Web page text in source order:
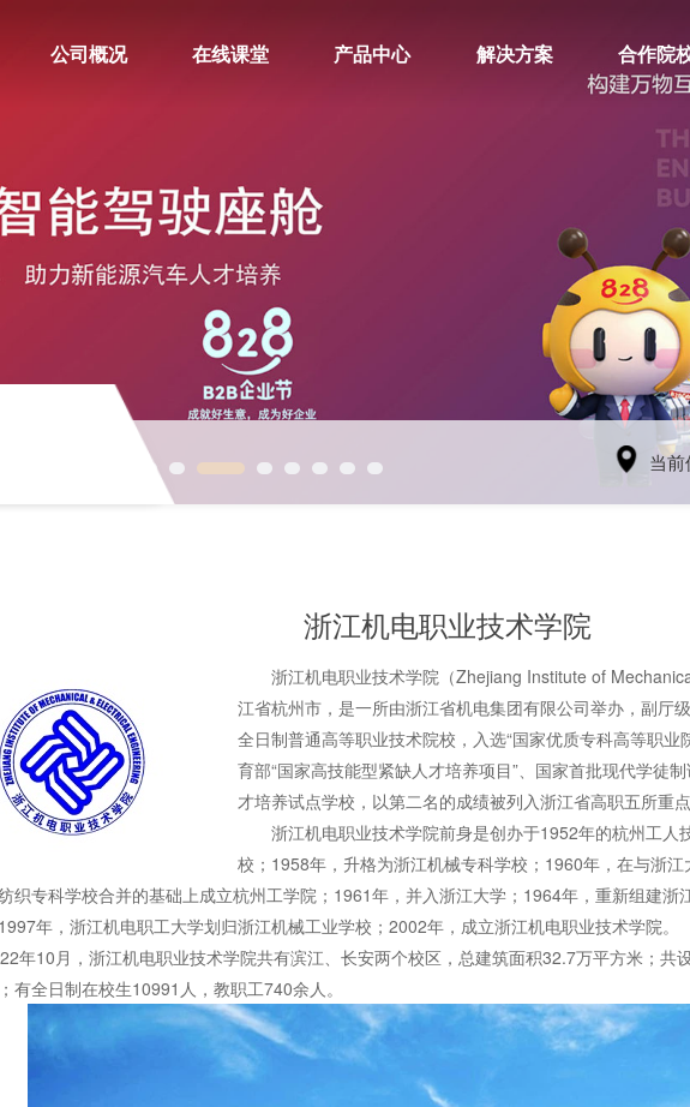
公司概况 在线课堂 产品中心 解决方案 合作院
当前
浙江机电职业技术学院
浙江机电职业技术学院（Zhejiang Institute of
江省杭州市，是一所由浙江省机电集团有限公司举办，副厅
全日制普通高等职业技术院校，入选“国家优质专科高等职业
育部“国家高技能型紧缺人才培养项目”、国家首批现代学徒
才培养试点学校，以第二名的成绩被列入浙江省高职五所重点
浙江机电职业技术学院前身是创办于1952年的杭州工人
校；1958年，升格为浙江机械专科学校；1960年，在与浙
织专科学校合并的基础上成立杭州工学院；1961年，并入浙江大学；1964年，重新组建
年，浙江机电职工大学划归浙江机械工业学校；2002年，成立浙江机电职业技术学院。
10月，浙江机电职业技术学院共有滨江、长安两个校区，总建筑面积32.7万平方米；共
有全日制在校生10991人，教职工740余人。